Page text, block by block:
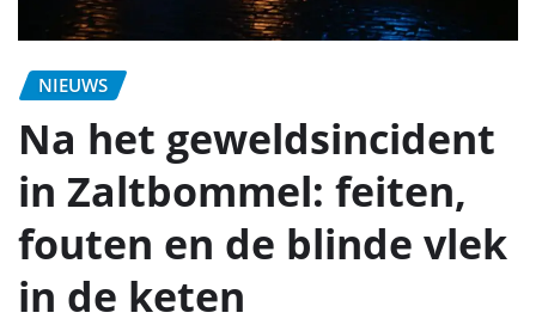
NIEUWS
Na het geweldsincident
in Zaltbommel: feiten,
fouten en de blinde vlek
in de keten